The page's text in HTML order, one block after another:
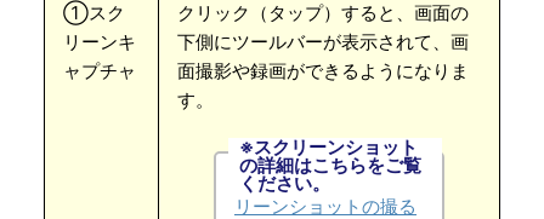
①スク
リーンキ
ャプチャ
クリック（タップ）すると、画面の
下側にツールバーが表示されて、画
面撮影や録画ができるようになりま
す。
※スクリーンショット
の詳細はこちらをご覧
ください。
【Chromebook】スク
リーンショットの撮る